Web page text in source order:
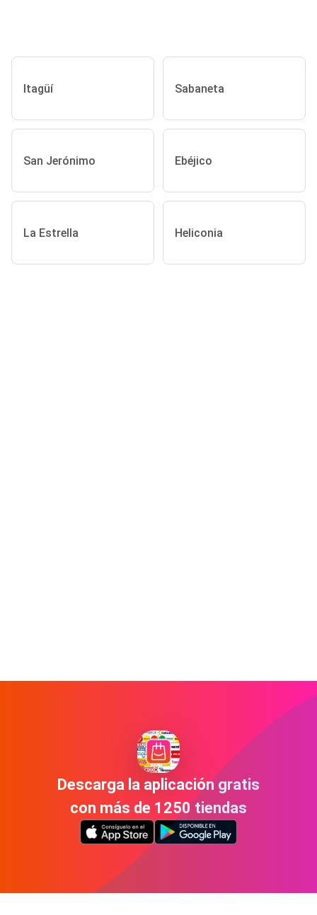
Itagüí Sabaneta
San Jerónimo Ebéjico
La Estrella Heliconia
Descarga la aplicación gratis
con más de 1250 tiendas